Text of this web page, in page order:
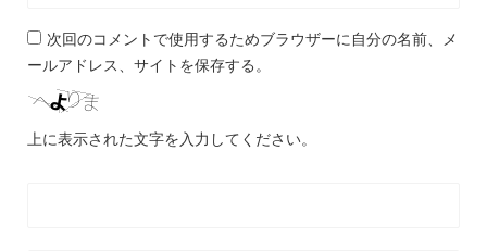
次回のコメントで使用するためブラウザーに自分の名前、メ
ールアドレス、サイトを保存する。
上に表示された文字を入力してください。